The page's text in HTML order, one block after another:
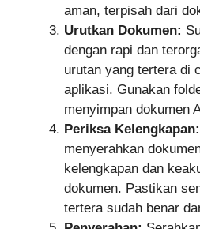
aman, terpisah dari
Urutkan Dokumen:
dengan rapi dan
urutan yang tertera di
aplikasi. Gunakan
menyimpan dokumen
Periksa Kelengkapan:
menyerahkan
kelengkapan dan
dokumen. Pastikan
tertera sudah benar